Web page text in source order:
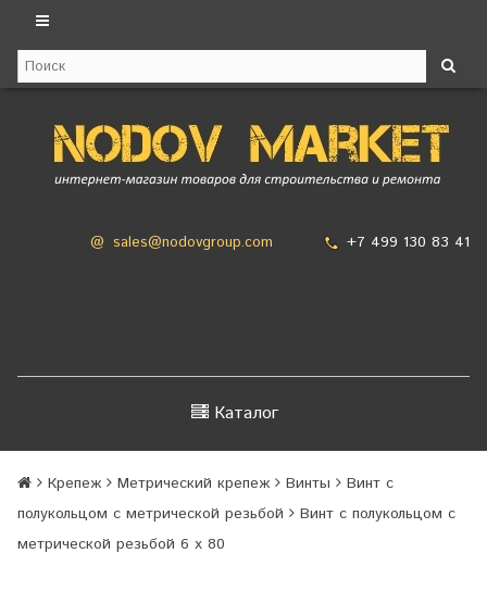
@ sales@nodovgroup.com +7 499 130 83 41
Каталог
Крепеж Метрический крепеж Винты
Винт с
полукольцом с метрической резьбой
Винт с полукольцом с
метрической резьбой 6 х 80